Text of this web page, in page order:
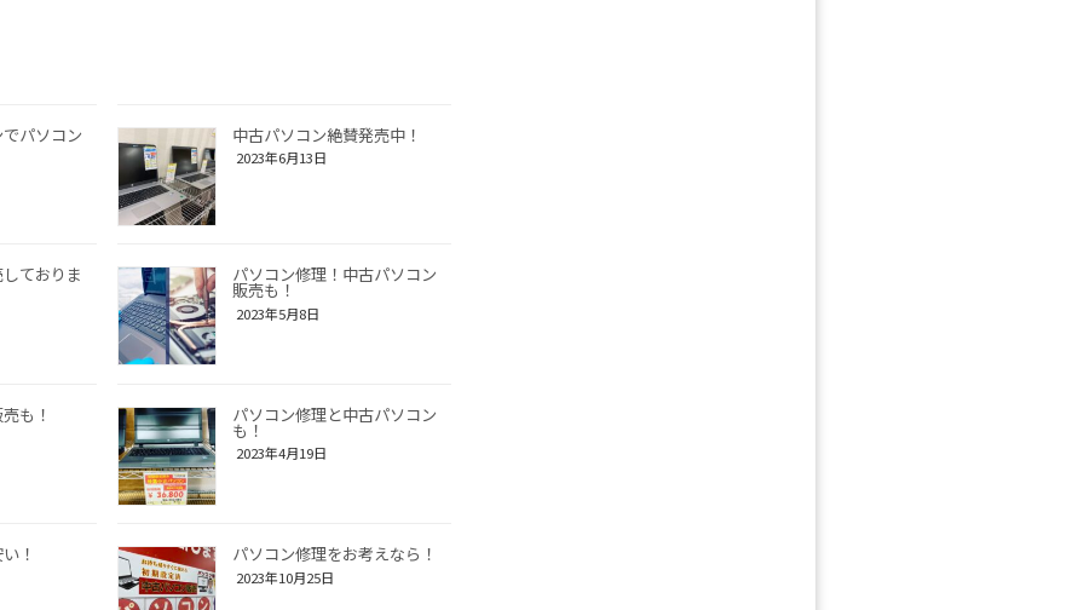
パソコン 中古パソコン絶賛発売中！
2023年6月13日
ておりま パソコン修理！中古パソコン
販売も！
2023年5月8日
も！ パソコン修理と中古パソコン
も！
2023年4月19日
！ パソコン修理をお考えなら！
2023年10月25日